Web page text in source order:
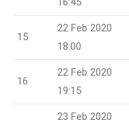
15
22 Feb 2020
18:00
16
22 Feb 2020
19:15
23 Feb 2020